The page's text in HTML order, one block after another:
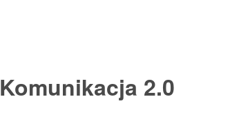
Komunikacja 2.0